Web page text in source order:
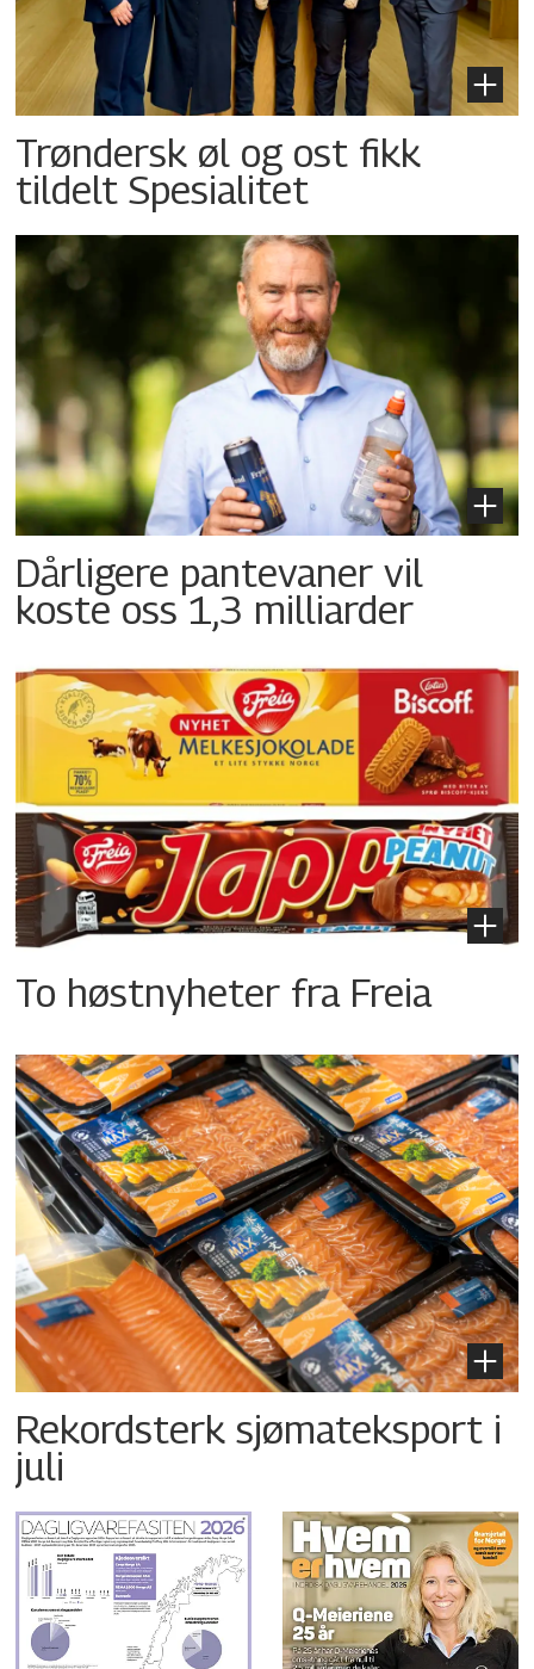
Trøndersk øl og ost fikk
tildelt Spesialitet
Dårligere pantevaner vil
koste oss 1,3 milliarder
To høstnyheter fra Freia
Rekordsterk sjømateksport i
juli